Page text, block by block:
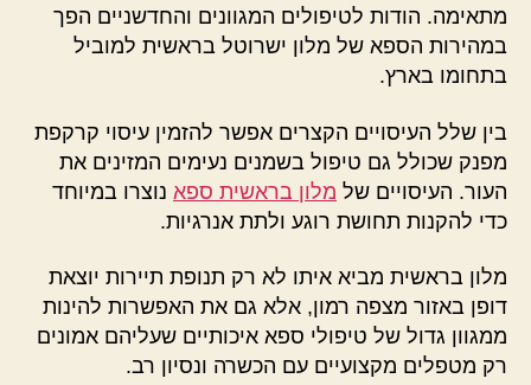
מתאימה. הודות לטיפולים המגוונים והחדשניים הפך
במהירות הספא של מלון ישרוטל בראשית למוביל
בתחומו בארץ.
בין שלל העיסויים הקצרים אפשר להזמין עיסוי קרקפת
מפנק שכולל גם טיפול בשמנים נעימים המזינים את
העור. העיסויים של מלון בראשית ספא נוצרו במיוחד
כדי להקנות תחושת רוגע ולתת אנרגיות.
מלון בראשית מביא איתו לא רק תנופת תיירות יוצאת
דופן באזור מצפה רמון, אלא גם את האפשרות להינות
ממגוון גדול של טיפולי ספא איכותיים שעליהם אמונים
רק מטפלים מקצועיים עם הכשרה ונסיון רב.